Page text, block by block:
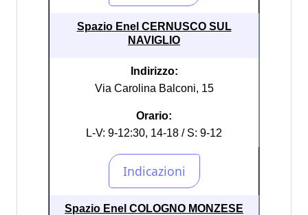
Spazio Enel CERNUSCO SUL
NAVIGLIO
Indirizzo:
Via Carolina Balconi, 15
Orario:
L-V: 9-12:30, 14-18 / S: 9-12
Spazio Enel COLOGNO MONZESE